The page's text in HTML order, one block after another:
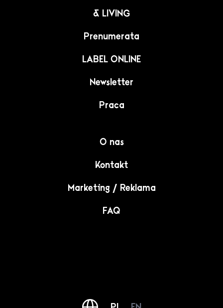
& LIVING
Prenumerata
LABEL ONLINE
Newsletter
Praca
O nas
Kontakt
Marketing / Reklama
FAQ